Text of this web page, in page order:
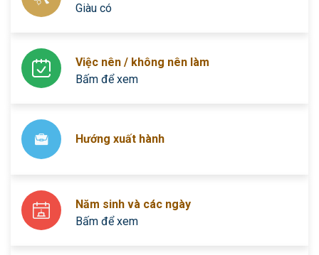
Giàu có
Việc nên / không nên làm
Bấm để xem
Hướng xuất hành
Năm sinh và các ngày
Bấm để xem